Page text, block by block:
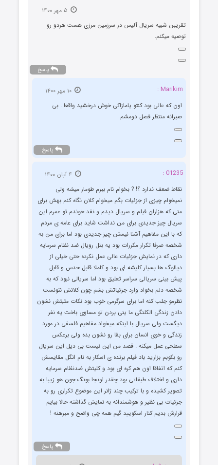
تقریبن شبیه سریال آلیس در سرزمین مرزی هست هردو رو
توصیه میکنم.
پاسخ
Marikim :
اون که عالی بود کنتو یامازاکی خوش درخشید واقعا . بی
صبرانه منتظر فصل دومشم
پاسخ
01235 :
نقاط ضعف ندارد ؟! ? بخوام نام ببرم طومار میشه ولی
نمیخوام چیزی از جزئیات بگم میخوام کلان نگاه کنم بهش برای
منی که هزاران فیلم و سریال دیدم و نقد خوندم تو عمرم این
سریال چیز جدیدی برای من نداشت شاید برای عامه ی مردم
که با این مفاهیم آشنا نیستن چیز جدیدی بود اما برای من به
شخصه صرفا تکرار مکررات بود یه بتل رویال ضد نظام سرمایه
داری که در نمایش جزئیات عالی عمل نکرده حتی خیلی از
دیالوگ ها بسیار کلیشه ای بود و کاملا قابل حدس و قابل
پیش بینی سریالی سراسر تعلیق بود اما سریالی نبود که به
شخصه دلم بخواد وارد جزئیاتش بشم چون کلانش نتونست
نظرمو جلب کنه اما برای سرگرمی خوب بود نکات مثبتش نشون
دادن زندگی الکلنگی ما ینی بردن تو مساوی باخت یه نفر
دیگست ولی سریال با اینکه میخواد مفاهیم فلسفی در مورد
زندگی و خوی انسان برای بقا رو نشون بده ولی برعکس
سطحی عمل میکنه . قصد من این نیست بی دیل این سریال
رو بکوبم بزارید باد فیلم برنده ی اسکار به نام انگل مقایسش
کنم که اتفاقا اون هم کره ای بود و کلیتش ضدنظام سرمایه
داری و اختلاف طبقاتی بود چقدر اونجا بونگ جون هو زیبا به
تصویر کشیده و با ترکیب چند ژانر این موضوع تکراری رو به
جزئیات بی نظیر و هوشمندانه به نمایش گذاشته حالا بیایم
قرارش بدیم کنار اسکویید گیم همه چی واضح و مبرهنه !
پاسخ